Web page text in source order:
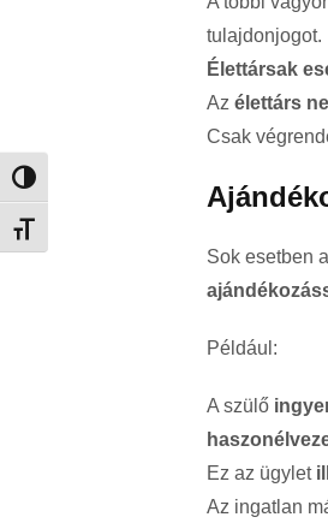
Nagy kontraszt váltása
Betűméret váltása
tulajdonjogot.
Élettársak
Az élettárs
Csak
Sok esetben
Például:
A szülő
Ez az ügylet
Az ingatlan